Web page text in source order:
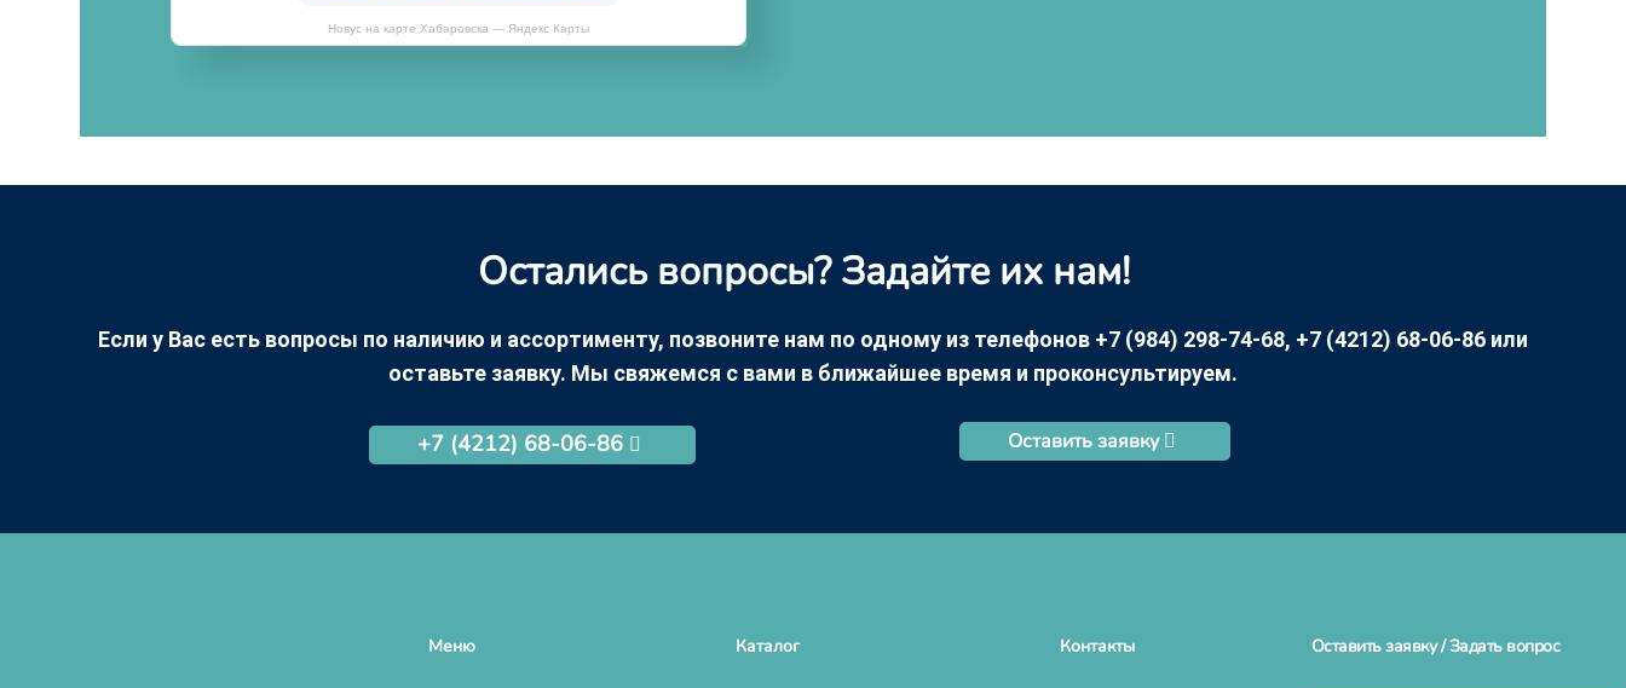
Новус на карте Хабаровска — Яндекс Карты
Остались вопросы? Задайте их нам!
Если у Вас есть вопросы по наличию и ассортименту, позвоните нам по одному из телефонов +7 (984) 298-74-68, +7 (4212) 68-06-86 или
оставьте заявку. Мы свяжемся с вами в ближайшее время и проконсультируем.
+7 (4212) 68-06-86 Оставить заявку
Меню Каталог Контакты Оставить заявку / Задать вопрос